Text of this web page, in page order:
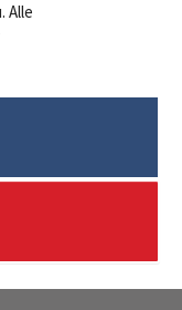
Alle